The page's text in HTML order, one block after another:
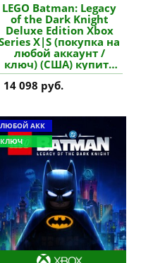
LEGO Batman: Legacy
of the Dark Knight
Deluxe Edition Xbox
X|S (покупка на
любой аккаунт /
ключ) (США) купить
игру
14 098 руб.
ЛЮБОЙ АКК
КЛЮЧ